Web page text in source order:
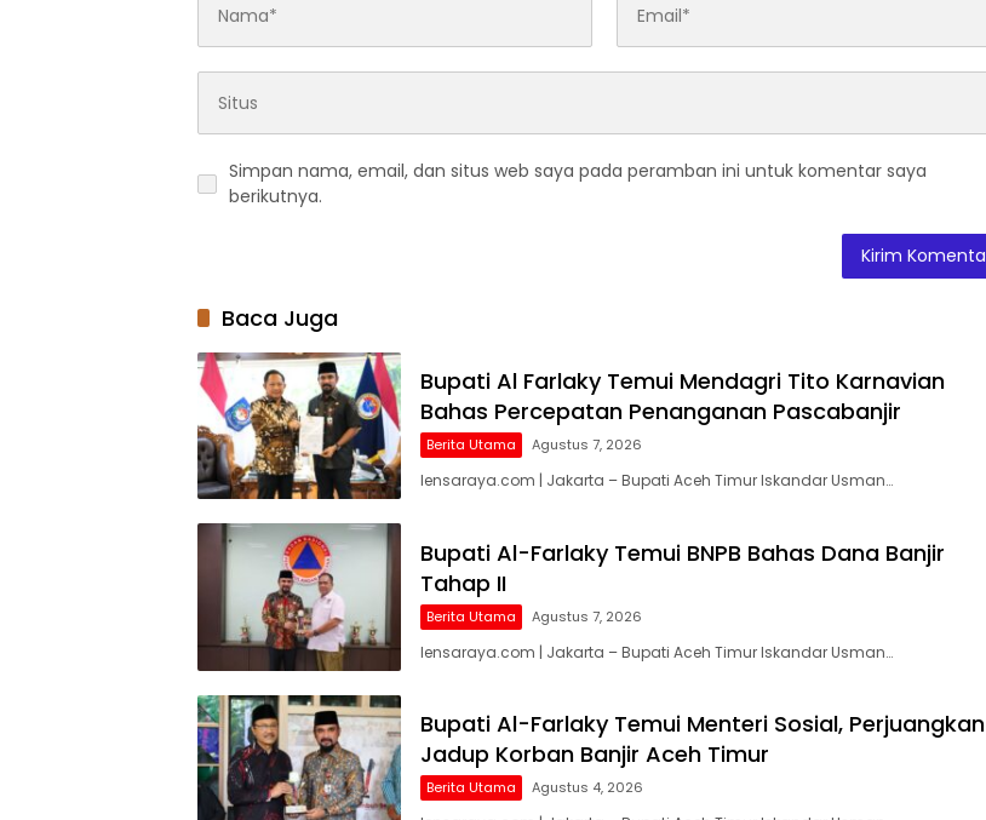
Simpan nama, email, dan situs web saya pada peramban ini untuk komentar saya
berikutnya.
Baca Juga
Bupati Al Farlaky Temui Mendagri Tito Karnavian
Bahas Percepatan Penanganan Pascabanjir
Berita Utama Agustus 7, 2026
lensaraya.com | Jakarta – Bupati Aceh Timur Iskandar Usman…
Bupati Al-Farlaky Temui BNPB Bahas Dana Banjir
Tahap II
Berita Utama Agustus 7, 2026
lensaraya.com | Jakarta – Bupati Aceh Timur Iskandar Usman…
Bupati Al-Farlaky Temui Menteri Sosial, Perjuangkan
Jadup Korban Banjir Aceh Timur
Berita Utama Agustus 4, 2026